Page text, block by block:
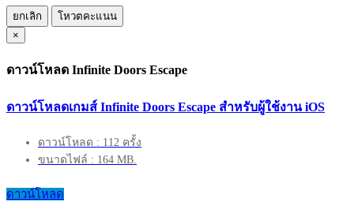
ยกเลิก
โหวตคะแนน
×
ดาวน์โหลด Infinite Doors Escape
ดาวน์โหลดเกมส์ Infinite Doors Escape สำหรับผู้ใช้งาน iOS
ดาวน์โหลด : 112 ครั้ง
ขนาดไฟล์ : 164 MB.
ดาวน์โหลด